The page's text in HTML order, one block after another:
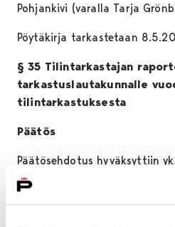
Pohjankivi (varalla Tarja
Pöytäkirja tarkastetaan
§ 35 Tilintarkastajan
tarkastuslautakunnalle
tilintarkastuksesta
Päätös
Päätösehdotus hyväksyttiin
§ 36
myöntäminen vuodelta